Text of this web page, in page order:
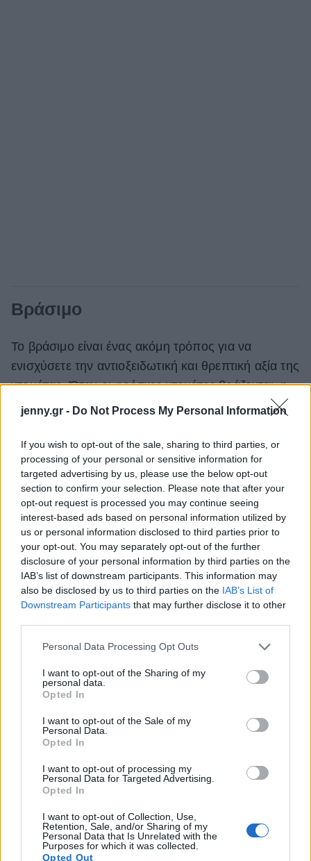
jenny.gr - Do Not Process My Personal Information
If you wish to opt-out of the sale, sharing to third parties, or
processing of your personal or sensitive information for
targeted advertising by us, please use the below opt-out
section to confirm your selection. Please note that after your
opt-out request is processed you may continue seeing
interest-based ads based on personal information utilized by
us or personal information disclosed to third parties prior to
your opt-out. You may separately opt-out of the further
disclosure of your personal information by third parties on the
IAB’s list of downstream participants. This information may
also be disclosed by us to third parties on the IAB’s List of
Downstream Participants that may further disclose it to other
Please note that this website/app uses one or more Google
not limited to your visit or usage behaviour. You may click to
grant or deny consent to Google and its third-party tags to
use your data for below specified purposes in below Google
consent section.
Personal Data Processing Opt Outs
I want to opt-out of the Sharing of my
personal data.
Opted In
I want to opt-out of the Sale of my
Personal Data.
Opted In
I want to opt-out of processing my
Personal Data for Targeted Advertising.
Opted In
I want to opt-out of Collection, Use,
Retention, Sale, and/or Sharing of my
Personal Data that Is Unrelated with the
Purposes for which it was collected.
Opted Out
Βράσιμο
Το βράσιμο είναι ένας ακόμη τρόπος για να
ενισχύσετε την αντιοξειδωτική και θρεπτική αξία της
ντομάτας. Όταν οι φρέσκες ντομάτες βράζονται, η
περιεκτικότητά τους σε λυκοπένιο αυξάνεται.
μπορεί να μειώσει την περιεκτικότητά τους σε
οξαλικό οξύ, μια φυσική ένωση που σε ορισμένες
περιπτώσεις μπορεί να συμβάλει στον σχηματισμό
λίθων στους νεφρούς. Για τον λόγο αυτό, το
βράσιμο μπορεί να αποτελεί την προτιμότερη
μέθοδο μαγειρέματος για άτομα που είναι επιρρεπή
στην εμφάνιση πετρών στους νεφρούς και
παράλληλα επιθυμούν να αυξήσουν την πρόσληψη
λυκοπενίου.
Μέθοδος stir-fry
αποτελεσματική για τη μεγιστοποίηση της
πρόσληψης αντιοξειδωτικών από τις ντομάτες.
Αυτό συμβαίνει επειδή, εκτός από την υψηλή
θερμοκρασία, η οποία αυξάνει τη διαθεσιμότητα του
λαδιού. Έρευνες δείχνουν ότι ο συνδυασμός των
αντιοξειδωτικών με μαγειρικό λάδι αυξάνει
σημαντικά τη βιοδιαθεσιμότητα του λυκοπενίου,
ενισχύοντας έτσι την απορρόφησή του από τον
οργανισμό.